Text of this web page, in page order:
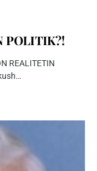
POLITIK?!
REALITETIN